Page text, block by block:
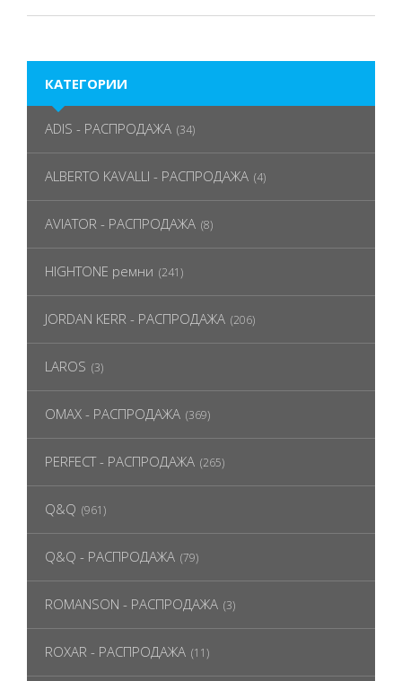
КАТЕГОРИИ
ADIS - РАСПРОДАЖА (34)
ALBERTO KAVALLI - РАСПРОДАЖА (4)
AVIATOR - РАСПРОДАЖА (8)
HIGHTONE ремни (241)
JORDAN KERR - РАСПРОДАЖА (206)
LAROS (3)
OMAX - РАСПРОДАЖА (369)
PERFECT - РАСПРОДАЖА (265)
Q&Q (961)
Q&Q - РАСПРОДАЖА (79)
ROMANSON - РАСПРОДАЖА (3)
ROXAR - РАСПРОДАЖА (11)